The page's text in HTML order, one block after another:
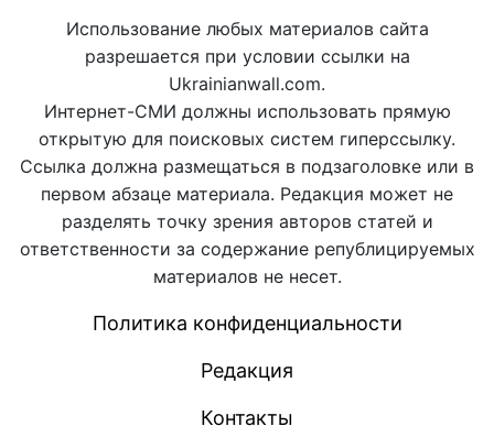
Использование любых материалов сайта
разрешается при условии ссылки на
Ukrainianwall.com.
Интернет-СМИ должны использовать прямую
открытую для поисковых систем гиперссылку.
Ссылка должна размещаться в подзаголовке или в
первом абзаце материала. Редакция может не
разделять точку зрения авторов статей и
ответственности за содержание републицируемых
материалов не несет.
Политика конфиденциальности
Редакция
Контакты